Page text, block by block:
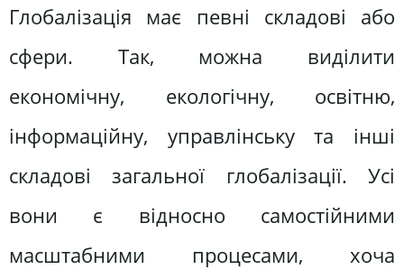
Глобалізація має певні складові або
сфери. Так, можна виділити
економічну, екологічну, освітню,
інформаційну, управлінську та інші
складові загальної глобалізації. Усі
вони є відносно самостійними
масштабними процесами, хоча